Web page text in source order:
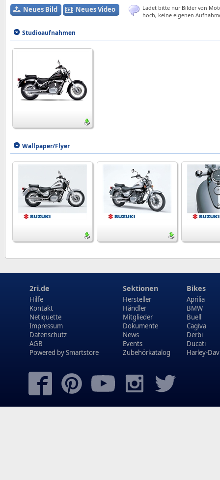
Neues Bild Neues Video
Ladet bitte nur Bilder von
hoch, keine eigenen
Studioaufnahmen
Wallpaper/Flyer
2ri.de
Hilfe
Kontakt
Netiquette
Impressum
Datenschutz
AGB
Powered bySmartstore
Sektionen
Hersteller
Händler
Mitglieder
Dokumente
News
Events
Zubehörkatalog
Bikes
Aprilia
BMW
Buell
Cagiva
Derbi
Ducati
Harley-